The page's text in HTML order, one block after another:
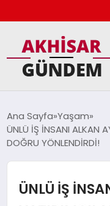
DÜNYA
Ana Sayfa Yaşam
ÜNLÜ İŞ İNSANI ALKAN
DOĞRU YÖNLENDİRDİ!
ÜNLÜ İŞ